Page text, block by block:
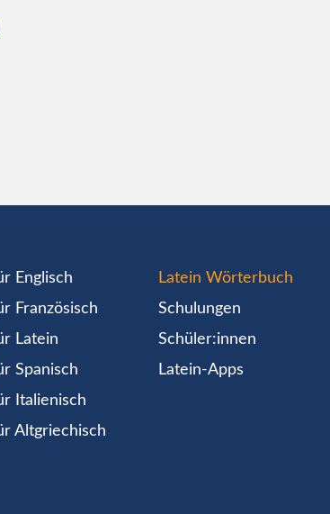
Englisch
Französisch
Latein
Spanisch
Italienisch
Altgriechisch
Latein Wörterbuch
Schulungen
Schüler:innen
Latein-Apps